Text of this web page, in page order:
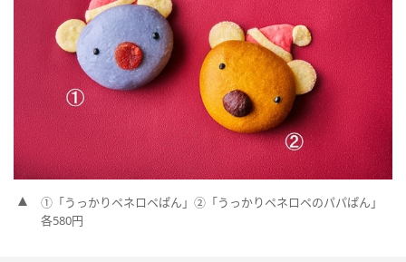
①「うっかりペネロペぱん」②「うっかりペネロペのパパぱん」
各580円